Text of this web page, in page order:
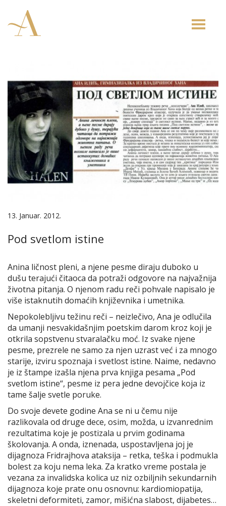
Toggle
13. Januar. 2012.
Pod svetlom istine
Anina ličnost pleni, a njene pesme diraju duboko u
dušu terajući čitaoca da potraži odgovore na najvažnija
životna pitanja. O njenom radu reči pohvale napisalo je
više istaknutih domaćih književnika i umetnika.
Nepokolebljivu težinu reči – neizlečivo, Ana je odlučila
da umanji nesvakidašnjim poetskim darom kroz koji je
otkrila sopstvenu stvaralačku moć. Iz svake njene
pesme, prezrele ne samo za njen uzrast već i za mnogo
starije, izviru spoznaja i svetlost istine. Naime, nedavno
je iz štampe izašla njena prva knjiga pesama „Pod
svetlom istine“, pesme iz pera jedne devojčice koja iz
tame šalje svetle poruke.
Do svoje devete godine Ana se ni u čemu nije
razlikovala od druge dece, osim, možda, u izvanrednim
rezultatima koje je postizala u prvim godinama
školovanja. A onda, iznenada, uspostavljena joj je
dijagnoza Fridrajhova ataksija – retka, teška i podmukla
bolest za koju nema leka. Za kratko vreme postala je
vezana za invalidska kolica uz niz ozbiljnih sekundarnih
dijagnoza koje prate onu osnovnu: kardiomiopatija,
skeletni deformiteti, zamor, mišićna slabost, dijabetes…